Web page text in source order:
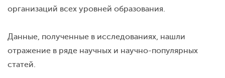
организаций всех уровней образования.
Данные, полученные в исследованиях, нашли
отражение в ряде научных и научно-популярных
статей.